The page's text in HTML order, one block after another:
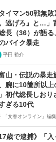
タイマン50戦無
逃げろ』と…」
長（36）が語
バイク暴走
平田 裕介
富山・伝説の暴
腕に10箇所以
初代総長しおり
ぎる10代
「文春オンライン」編
17歳で逮捕》「